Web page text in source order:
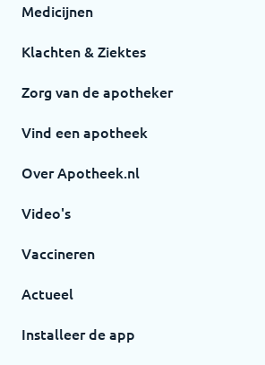
Medicijnen
Klachten & Ziektes
Zorg van de apotheker
Vind een apotheek
Over Apotheek.nl
Video's
Vaccineren
Actueel
Installeer de app